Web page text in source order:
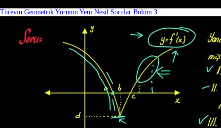
Türevin Geometrik Yorumu Yeni Nesil Sorular Bölüm 3